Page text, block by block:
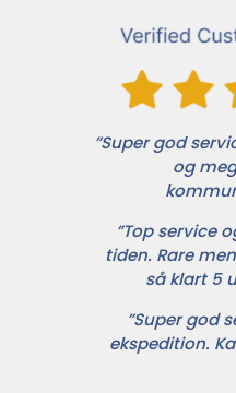
”Super god
og
”Top service
tiden. Rare
så klart 5
”Super god
ekspedition.